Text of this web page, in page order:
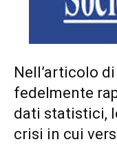
Nell’articolo
fedelmente
dati statistici,
crisi in cui